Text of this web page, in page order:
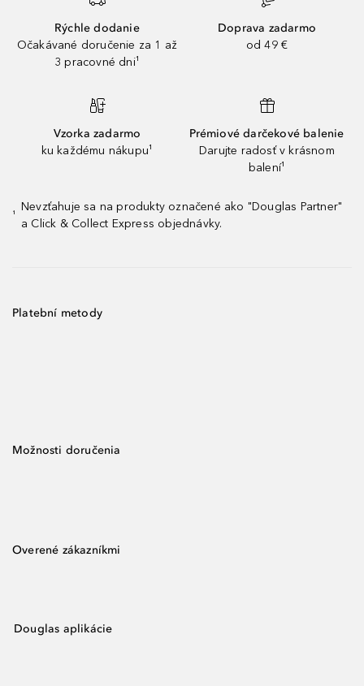
Rýchle dodanie
Očakávané doručenie za 1 až
3 pracovné dni¹
Doprava zadarmo
od 49 €
Vzorka zadarmo
ku každému nákupu¹
Prémiové darčekové balenie
Darujte radosť v krásnom
balení¹
¹
Nevzťahuje sa na produkty označené ako "Douglas Partner"
a Click & Collect Express objednávky.
Platební metody
Možnosti doručenia
Overené zákazníkmi
Douglas aplikácie